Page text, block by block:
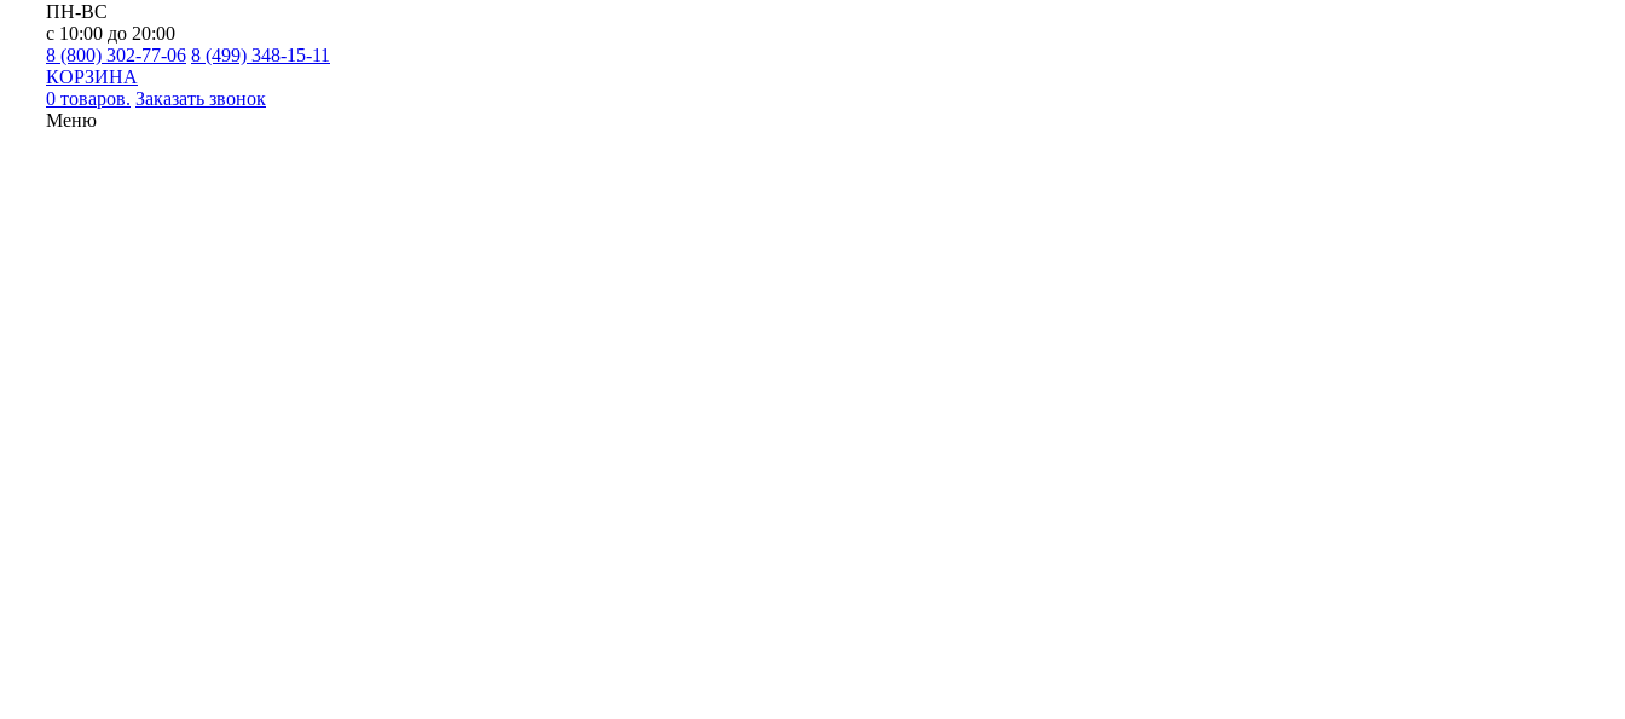
ПН-ВС
с 10:00 до 20:00
8 (800) 302-77-06 8 (499) 348-15-11
КОРЗИНА
0 товаров. Заказать звонок
Меню